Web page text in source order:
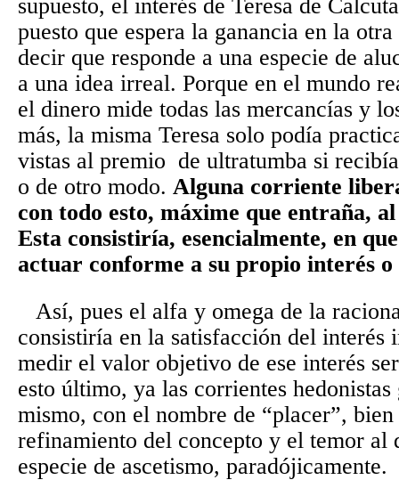
supuesto, el interés de Teresa de
puesto que espera la ganancia en la
decir que responde a una especie de
a una idea irreal. Porque en el mundo
el dinero mide todas las mercancías y
más, la misma Teresa solo podía
vistas al premio de ultratumba si
o de otro modo. Alguna corriente
con todo esto, máxime que entraña,
Esta consistiría, esencialmente, en
actuar conforme a su propio interés o
Así, pues el alfa y omega de la
consistiría en la satisfacción del
medir el valor objetivo de ese interés
esto último, ya las corrientes hedonistas
mismo, con el nombre de “placer”, bien
refinamiento del concepto y el temor al
especie de ascetismo, paradójicamente.